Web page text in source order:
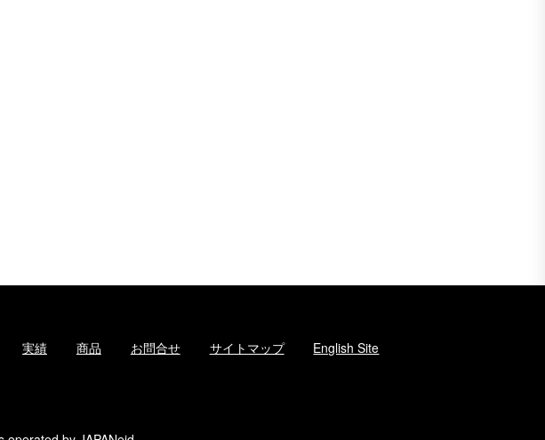
実績 商品 お問合せ サイトマップ English Site